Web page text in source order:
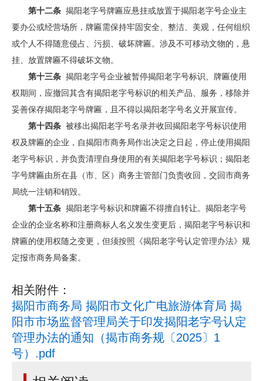
第十二条 揭阳老字号牌匾应悬挂或放置于揭阳老字号企业主
要办公或经营场所，牌匾需保持牢固安全、整洁、美观，任何组织
或个人不得随意侵占、污损、破坏牌匾。涉及不可移动文物的，悬
挂、放置牌匾不得破坏文物。
第十三条 揭阳老字号企业被暂停揭阳老字号标识、牌匾使用
权期间，应撤回其含有揭阳老字号标识的相关产品、服务，移除并
妥善保存揭阳老字号牌匾，且不得以揭阳老字号名义开展宣传。
第十四条 被移出揭阳老字号名录并收回揭阳老字号标识使用
权及牌匾的企业，自揭阳市商务局作出决定之日起，停止使用揭阳
老字号标识，并负责清理自身使用的有关揭阳老字号标识；揭阳老
字号牌匾由所在县（市、区）商务主管部门负责收回，交回市商务
局统一注销和销毁。
第十五条 揭阳老字号标识和牌匾不得擅自转让。揭阳老字号
企业的企业名称和注册商标人名义发生变更后，揭阳老字号标识和
牌匾的使用权随之变更，但须按照《揭阳老字号认定管理办法》规
定报市商务局备案。
相关附件：
揭阳市商务局 揭阳市文化广电旅游体育局 揭
阳市市场监督管理局关于印发揭阳老字号认定
管理办法的通知（揭市商务规〔2025〕1
号）.pdf